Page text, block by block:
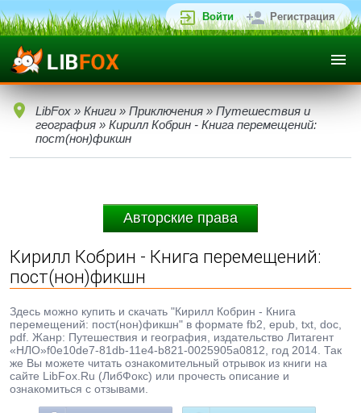
Войти Регистрация
LibFox » Книги » Приключения » Путешествия и
география » Кирилл Кобрин - Книга перемещений:
пост(нон)фикшн
Авторские права
Кирилл Кобрин - Книга перемещений:
пост(нон)фикшн
Здесь можно купить и скачать "Кирилл Кобрин - Книга
перемещений: пост(нон)фикшн" в формате fb2, epub, txt, doc,
pdf. Жанр: Путешествия и география, издательство Литагент
«НЛО»f0e10de7-81db-11e4-b821-0025905a0812, год 2014. Так
же Вы можете читать ознакомительный отрывок из книги на
сайте LibFox.Ru (ЛибФокс) или прочесть описание и
ознакомиться с отзывами.